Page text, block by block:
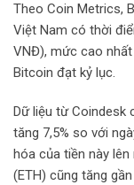
l
Theo Coin Metrics,
Việt Nam có thời
VNĐ), mức cao
Bitcoin đạt kỷ lục.
Dữ liệu từ Coindesk
tăng 7,5% so với
hóa của tiền này
(ETH) cũng tăng gần